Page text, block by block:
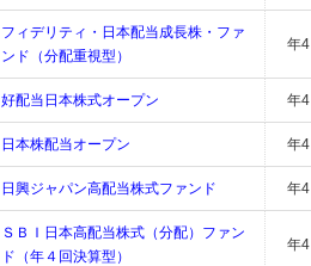
フィデリティ・日本配当成長株・ファ
ンド（分配重視型）
年
好配当日本株式オープン 年
日本株配当オープン 年
日興ジャパン高配当株式ファンド 年
ＳＢＩ日本高配当株式（分配）ファン
ド（年４回決算型）
年